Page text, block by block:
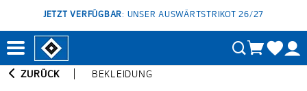
JETZT VERFÜGBAR: UNSER AUSWÄRTSTRIKOT 26/27
ZURÜCK BEKLEIDUNG